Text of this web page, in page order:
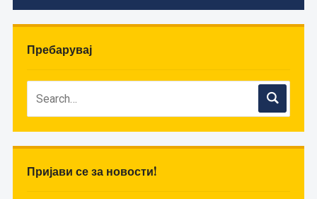
Пребарувај
Пријави се за новости!